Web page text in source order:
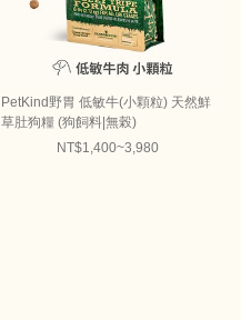
PetKind野胃 低敏牛(小顆粒) 天然鮮
草肚狗糧 (狗飼料|無榖)
NT$1,400~3,980